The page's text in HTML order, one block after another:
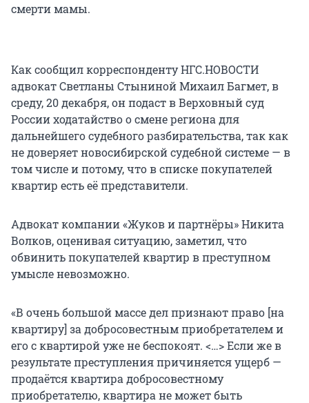
смерти мамы.
Как сообщил корреспонденту НГС.НОВОСТИ
адвокат Светланы Стыниной Михаил Багмет, в
среду, 20 декабря, он подаст в Верховный суд
России ходатайство о смене региона для
дальнейшего судебного разбирательства, так как
не доверяет новосибирской судебной системе — в
том числе и потому, что в списке покупателей
квартир есть её представители.
Адвокат компании «Жуков и партнёры» Никита
Волков, оценивая ситуацию, заметил, что
обвинить покупателей квартир в преступном
умысле невозможно.
«В очень большой массе дел признают право [на
квартиру] за добросовестным приобретателем и
его с квартирой уже не беспокоят. <…> Если же в
результате преступления причиняется ущерб —
продаётся квартира добросовестному
приобретателю, квартира не может быть